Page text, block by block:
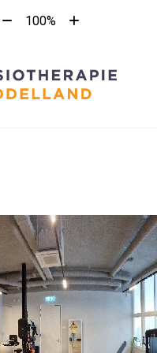
Tekst
10%
100%
Tekst
10%